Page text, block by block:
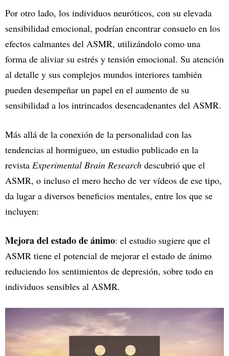
Por otro lado, los individuos neuróticos, con su elevada
sensibilidad emocional, podrían encontrar consuelo en los
efectos calmantes del ASMR, utilizándolo como una
forma de aliviar su estrés y tensión emocional. Su atención
al detalle y sus complejos mundos interiores también
pueden desempeñar un papel en el aumento de su
sensibilidad a los intrincados desencadenantes del ASMR.
Más allá de la conexión de la personalidad con las
tendencias al hormigueo, un estudio publicado en la
revista Experimental Brain Research descubrió que el
ASMR, o incluso el mero hecho de ver vídeos de ese tipo,
da lugar a diversos beneficios mentales, entre los que se
incluyen:
Mejora del estado de ánimo: el estudio sugiere que el
ASMR tiene el potencial de mejorar el estado de ánimo
reduciendo los sentimientos de depresión, sobre todo en
individuos sensibles al ASMR.